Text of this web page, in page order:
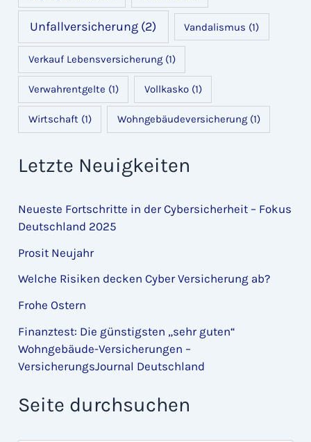
Unfallversicherung (2) Vandalismus (1)
Verkauf Lebensversicherung(1)
Verwahrentgelte (1) Vollkasko(1)
Wirtschaft(1) Wohngebäudeversicherung(1)
Letzte Neuigkeiten
Neueste Fortschritte in der Cybersicherheit – Fokus
Deutschland 2025
Prosit Neujahr
Welche Risiken decken Cyber Versicherung ab?
Frohe Ostern
Finanztest: Die günstigsten „sehr guten“
Wohngebäude-Versicherungen –
VersicherungsJournal Deutschland
Seite durchsuchen